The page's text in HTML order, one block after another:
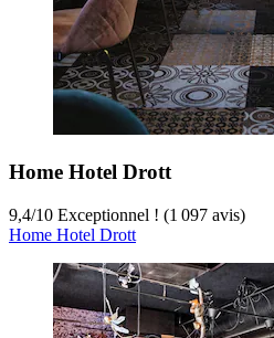
Home Hotel Drott
9,4/10 Exceptionnel ! (1 097 avis)
Home Hotel Drott